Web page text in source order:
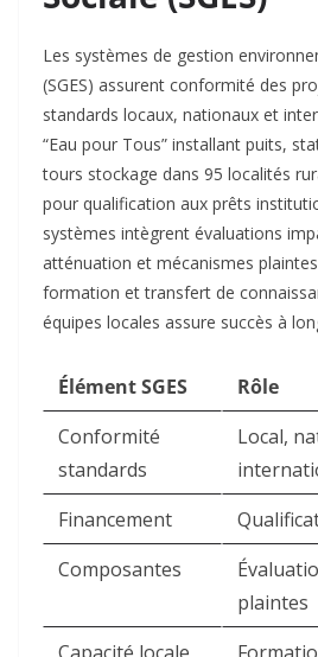
Les systèmes de gestion
(SGES) assurent conformité des
standards locaux, nationaux et
“Eau pour Tous” installant puits,
tours stockage dans 95 localités
pour qualification aux prêts
systèmes intègrent évaluations
atténuation et mécanismes
formation et transfert de
équipes locales assure succès à
Élément SGES
Rôle
Conformité
standards
Local,
Financement
Composantes
plaintes ​